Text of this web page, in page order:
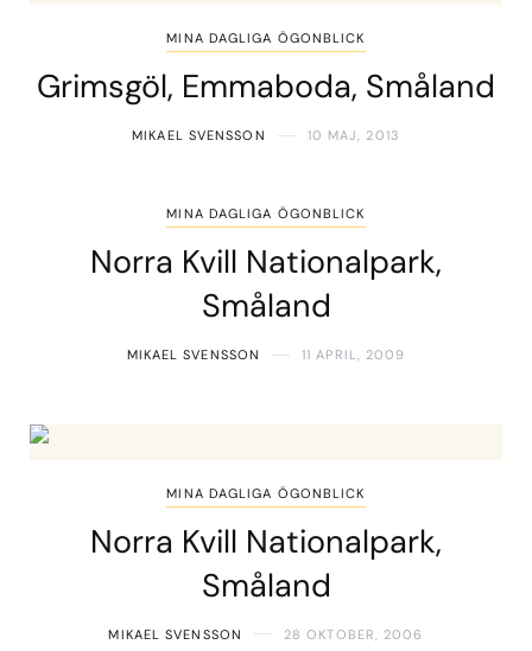
MINA DAGLIGA ÖGONBLICK
Grimsgöl, Emmaboda, Småland
MIKAEL SVENSSON 10 MAJ, 2013
MINA DAGLIGA ÖGONBLICK
Norra Kvill Nationalpark,
Småland
MIKAEL SVENSSON 11 APRIL, 2009
MINA DAGLIGA ÖGONBLICK
Norra Kvill Nationalpark,
Småland
MIKAEL SVENSSON 28 OKTOBER, 2006